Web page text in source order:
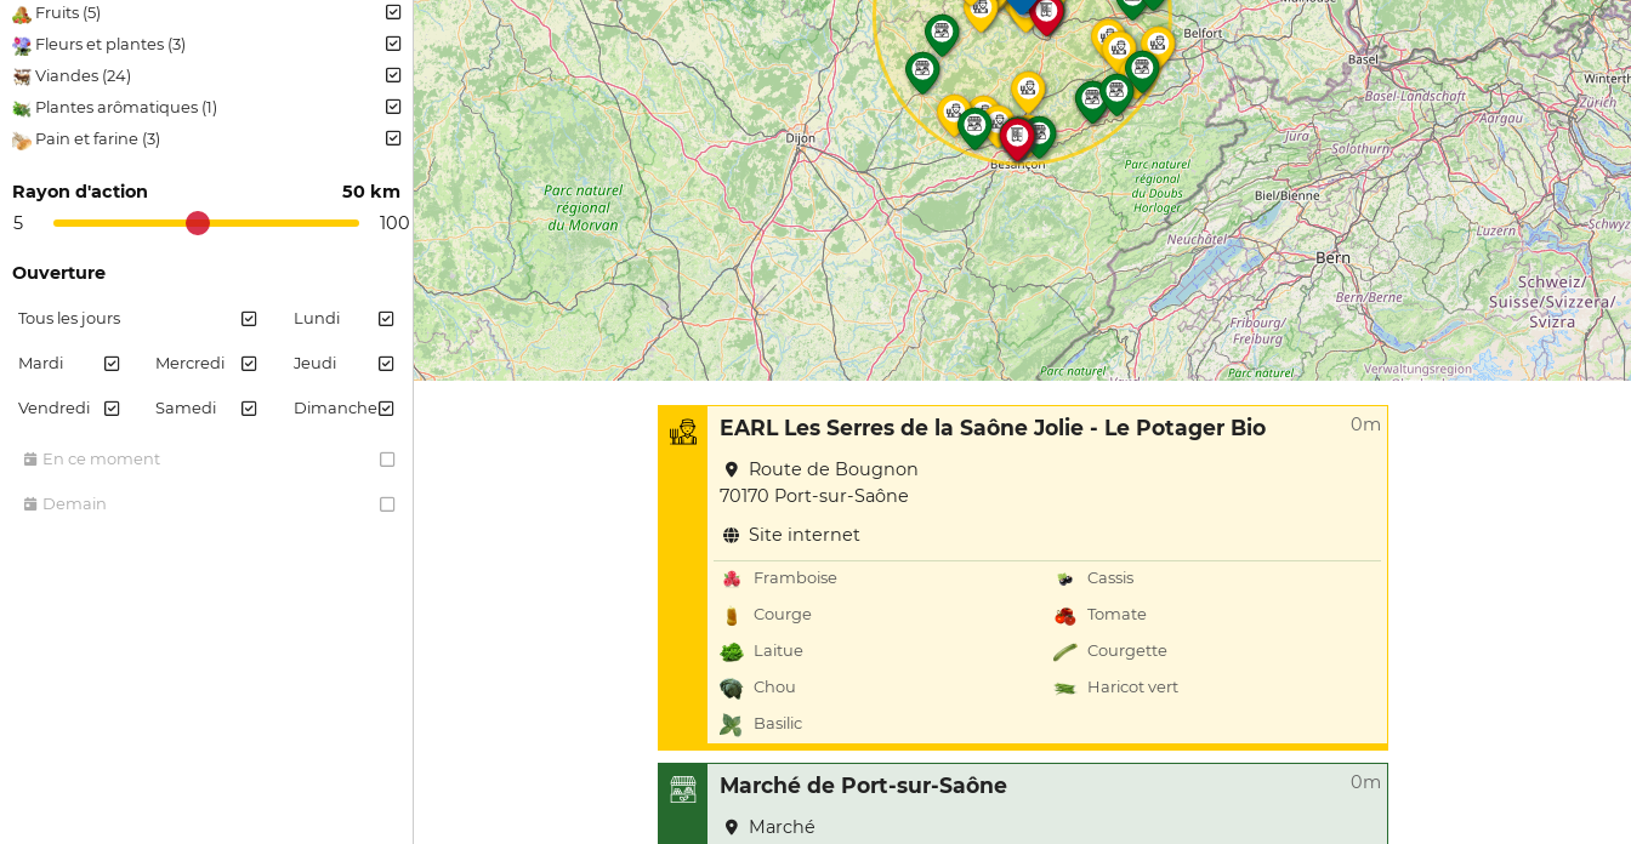
Fruits (5)
Fleurs et plantes (3)
Viandes (24)
Plantes arômatiques (1)
Pain et farine (3)
50 km
Rayon d'action
5
100
Ouverture
Tous les jours Lundi
Mardi Mercredi Jeudi
Vendredi Samedi Dimanche
En ce moment
Demain
EARL Les Serres de la Saône Jolie - Le Potager Bio 0m
Route de Bougnon
70170 Port-sur-Saône
Site internet
Framboise
Cassis
Courge
Tomate
Laitue
Courgette
Chou
Haricot vert
Basilic
Marché de Port-sur-Saône 0m
Marché